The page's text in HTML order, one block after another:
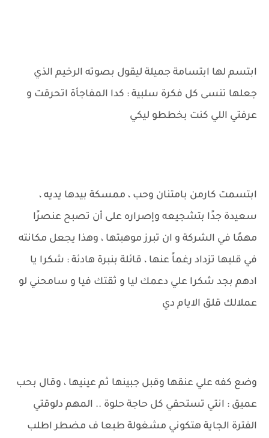
ابتسم لها ابتسامة جميلة ليقول بصوته الرخيم الذي
جعلها تنسى كل فكرة سلبية : كدا المفاجأة اتحرقت و
عرفتي اللي كنت بخططو ليكي
ابتسمت كارمن بامتنان وحب ، ممسكة بيدها يديه ،
سعيدة جدًا بتشجيعه وإصراره على أن تصبح عنصرًا
مهمًا في الشركة و ان تبرز موهبتها ، وهذا يجعل مكانته
في قلبها تزداد رغماً عنها ، قائلة بنبرة هادئة : شكرا يا
ادهم بجد شكرا علي دعمك ليا و ثقتك فيا و سامحني لو
عملالك قلق الايام دي
وضع كفه علي عنقها وقبل جبينها ثم عينيها ، وقال بحب
عميق : انتي تستحقي كل حاجة حلوة .. المهم دلوقتي
الفترة الجاية هتكوني مشغولة طبعا ف مضطر اطلب